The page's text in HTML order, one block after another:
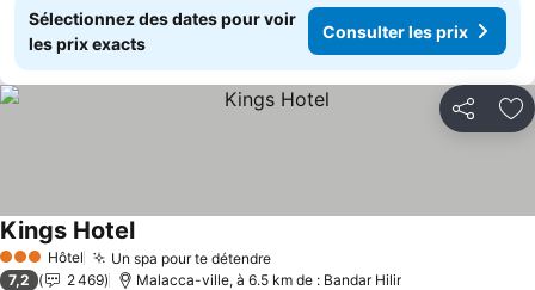
Sélectionnez des dates pour voir
les prix exacts
Consulter les prix
Partager
3 ÉtoilesHôtel Un spa pour te détendreConsulter les prix
Kings HotelConsulter les prix
7,2 2 469 Malacca-ville, à 6.5 km de : Bandar Hilir